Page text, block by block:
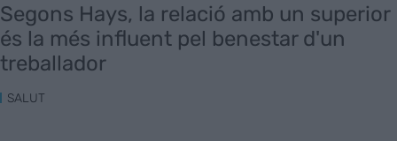
Segons Hays, la relació amb un superior
és la més influent pel benestar d'un
treballador
SALUT